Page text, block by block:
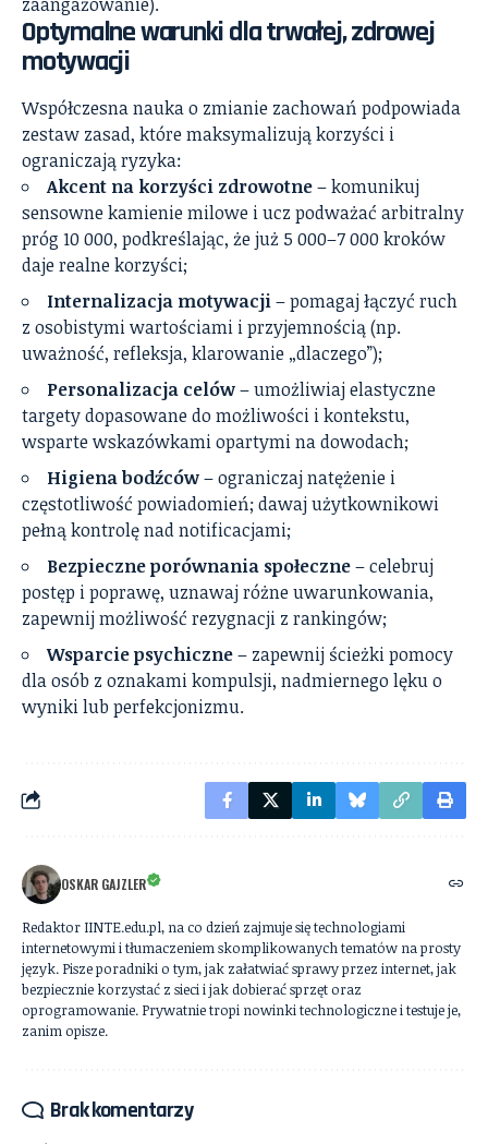
Optymalne warunki dla trwałej, zdrowej
motywacji
Współczesna nauka o zmianie zachowań podpowiada
zestaw zasad, które maksymalizują korzyści i
ograniczają ryzyka:
Akcent na korzyści zdrowotne– komunikuj
sensowne kamienie milowe i ucz podważać arbitralny
próg 10 000, podkreślając, że już 5 000–7 000 kroków
daje realne korzyści;
Internalizacja motywacji– pomagaj łączyć ruch
z osobistymi wartościami i przyjemnością (np.
uważność, refleksja, klarowanie „dlaczego”);
Personalizacja celów– umożliwiaj elastyczne
targety dopasowane do możliwości i kontekstu,
wsparte wskazówkami opartymi na dowodach;
Higiena bodźców– ograniczaj natężenie i
częstotliwość powiadomień; dawaj użytkownikowi
pełną kontrolę nad notificacjami;
Bezpieczne porównania społeczne– celebruj
postęp i poprawę, uznawaj różne uwarunkowania,
zapewnij możliwość rezygnacji z rankingów;
Wsparcie psychiczne– zapewnij ścieżki pomocy
dla osób z oznakami kompulsji, nadmiernego lęku o
wyniki lub perfekcjonizmu.
OSKAR GAJZLER
Redaktor IINTE.edu.pl, na co dzień zajmuje się technologiami
internetowymi i tłumaczeniem skomplikowanych tematów na prosty
język. Pisze poradniki o tym, jak załatwiać sprawy przez internet, jak
bezpiecznie korzystać z sieci i jak dobierać sprzęt oraz
oprogramowanie. Prywatnie tropi nowinki technologiczne i testuje je,
zanim opisze.
Brak komentarzy